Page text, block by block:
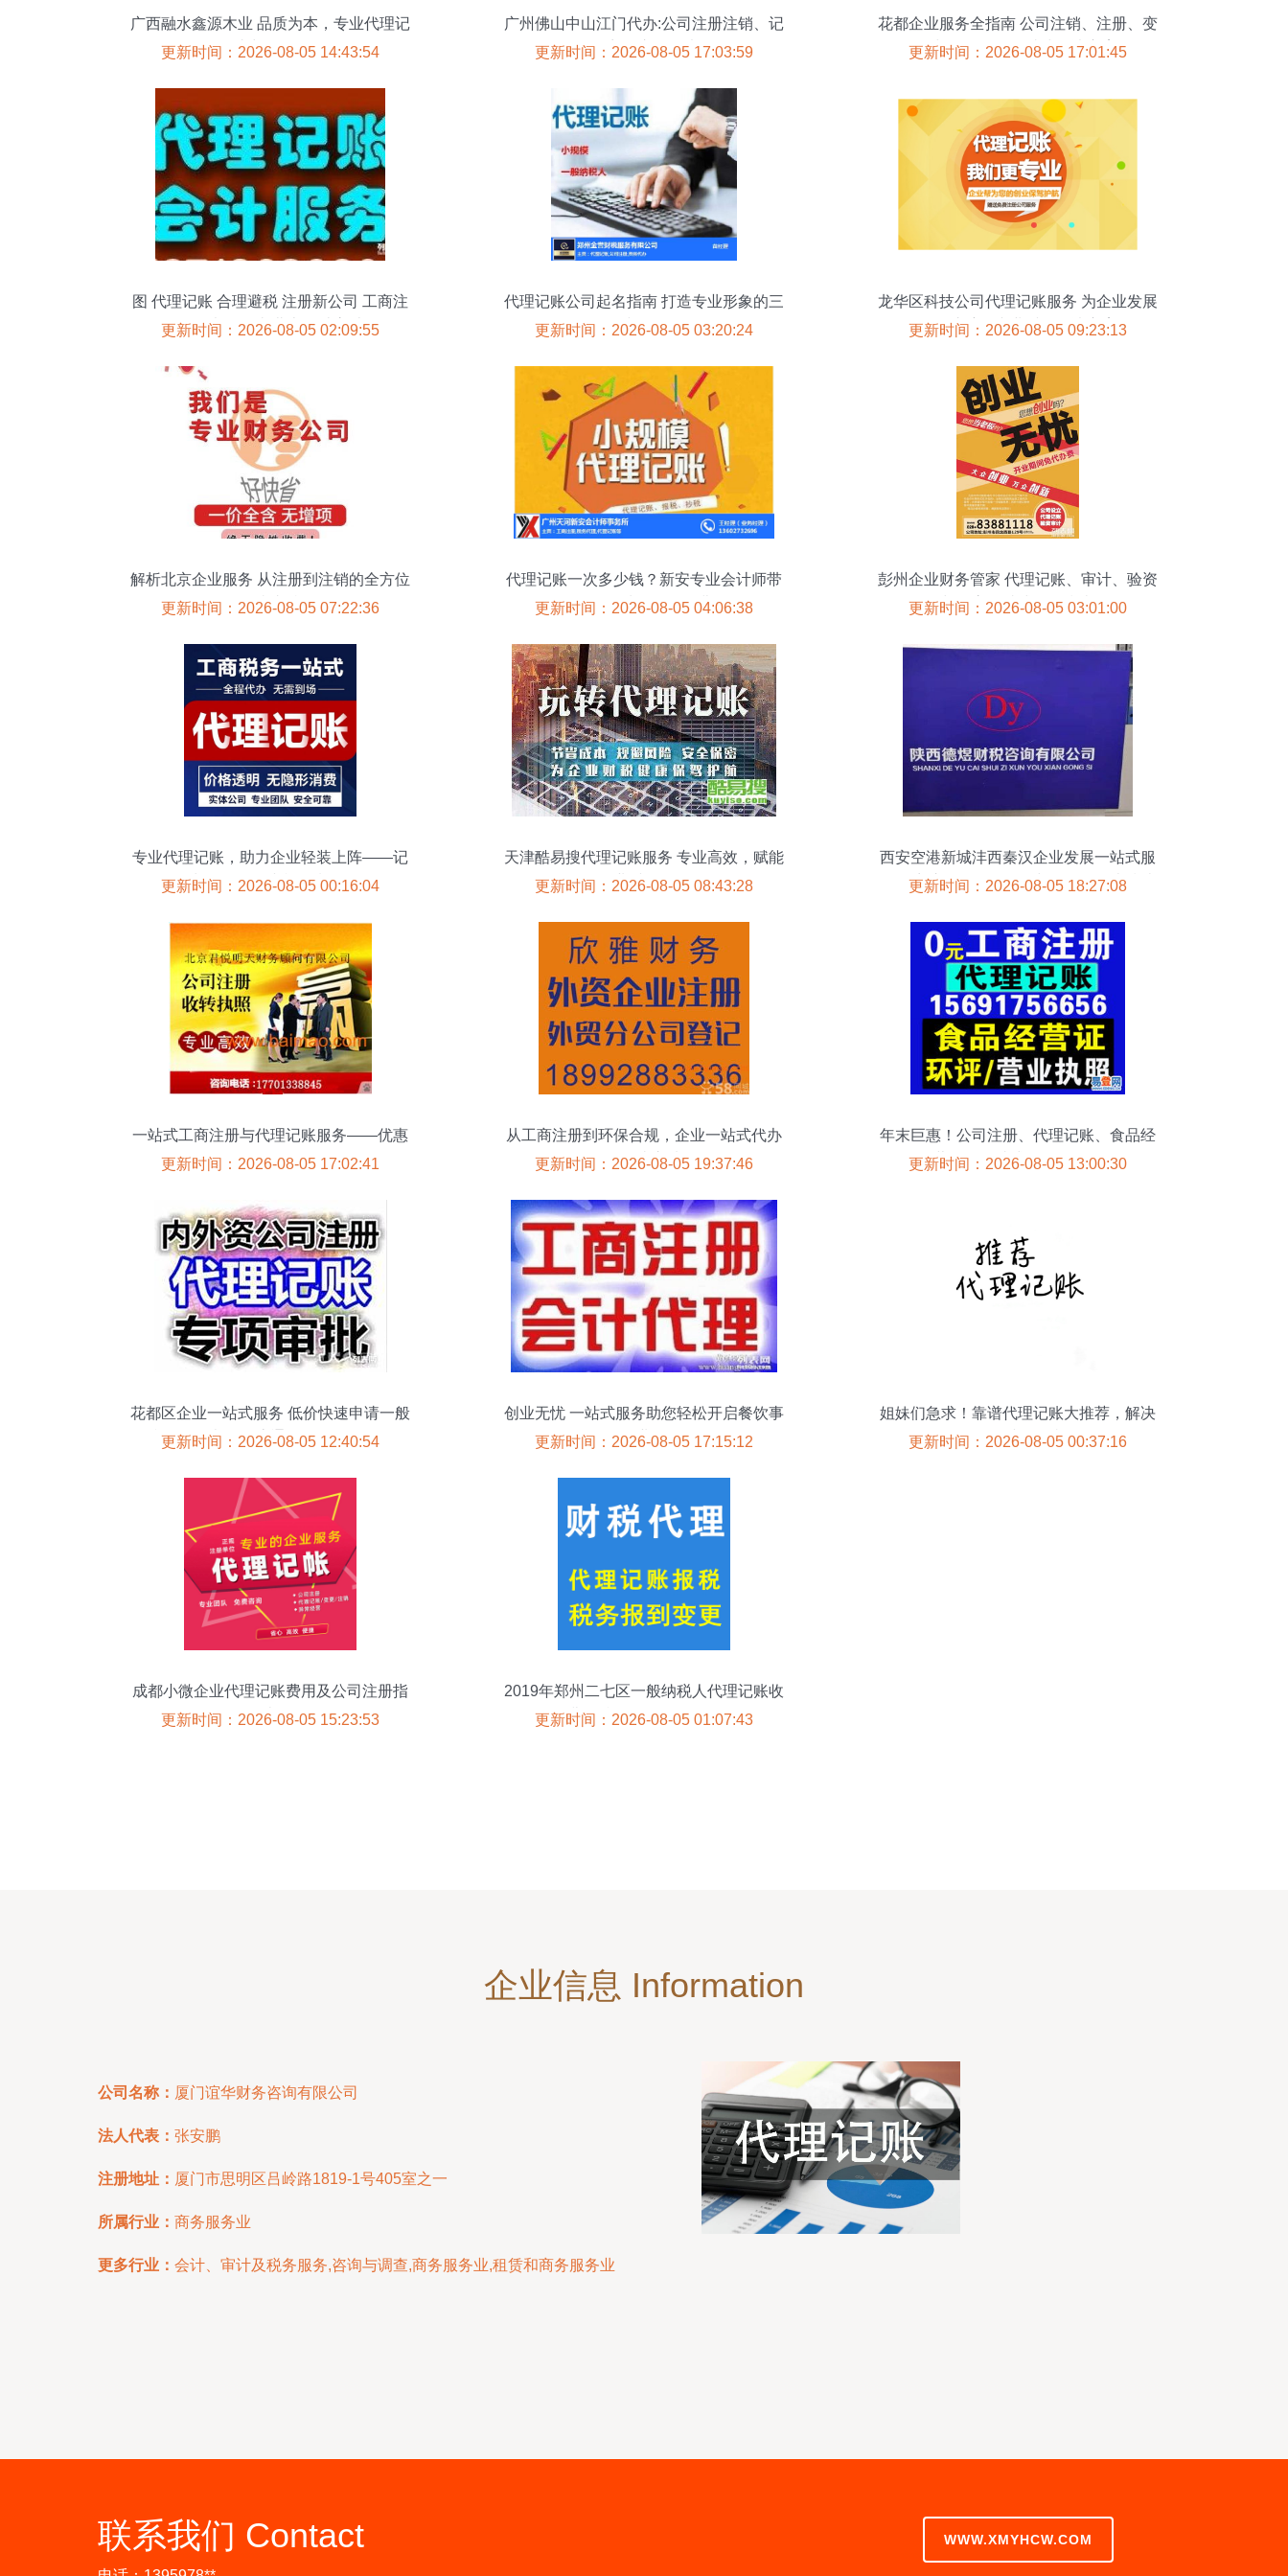
广西融水鑫源木业 品质为本，专业代理记
账助力稳健发展
更新时间：2026-08-05 14:43:54
广州佛山中山江门代办:公司注册注销、记
账、商标注册、法律
更新时间：2026-08-05 17:03:59
花都企业服务全指南 公司注销、注册、变
更与代理记账一站式解决方案
更新时间：2026-08-05 17:01:45
图 代理记账 合理避税 注册新公司 工商注
册无执照转让 北京会计审计
更新时间：2026-08-05 02:09:55
代理记账公司起名指南 打造专业形象的三
步策略
更新时间：2026-08-05 03:20:24
龙华区科技公司代理记账服务 为企业发展
保驾护航的专业财务解决方案
更新时间：2026-08-05 09:23:13
解析北京企业服务 从注册到注销的全方位
无忧支持
更新时间：2026-08-05 07:22:36
代理记账一次多少钱？新安专业会计师带
你了解海珠代理记账费用
更新时间：2026-08-05 04:06:38
彭州企业财务管家 代理记账、审计、验资
与年审一站式服务指南
更新时间：2026-08-05 03:01:00
专业代理记账，助力企业轻装上阵——记
武昌区汇创财税优质服务
更新时间：2026-08-05 00:16:04
天津酷易搜代理记账服务 专业高效，赋能
企业财务管理
更新时间：2026-08-05 08:43:28
西安空港新城沣西秦汉企业发展一站式服
务 工商注册、代理记账与许可证代办指南
更新时间：2026-08-05 18:27:08
一站式工商注册与代理记账服务——优惠
全解析
更新时间：2026-08-05 17:02:41
从工商注册到环保合规，企业一站式代办
的性价比之选。
更新时间：2026-08-05 19:37:46
年末巨惠！公司注册、代理记账、食品经
营许可一站式服务全攻略
更新时间：2026-08-05 13:00:30
花都区企业一站式服务 低价快速申请一般
纳税人、代办食品流通许可证及代理记账
更新时间：2026-08-05 12:40:54
创业无忧 一站式服务助您轻松开启餐饮事
业
更新时间：2026-08-05 17:15:12
姐妹们急求！靠谱代理记账大推荐，解决
公司财务烦忧
更新时间：2026-08-05 00:37:16
成都小微企业代理记账费用及公司注册指
南
更新时间：2026-08-05 15:23:53
2019年郑州二七区一般纳税人代理记账收
费标准及代账价格解析
更新时间：2026-08-05 01:07:43
企业信息 Information
公司名称： 厦门谊华财务咨询有限公司
法人代表： 张安鹏
注册地址： 厦门市思明区吕岭路1819-1号405室之一
所属行业： 商务服务业
更多行业： 会计、审计及税务服务,咨询与调查,商务服务业,租赁和商务服务业
联系我们 Contact WWW.XMYHCW.COM